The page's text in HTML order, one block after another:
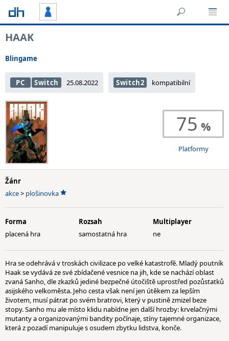
HAAK
Blingame
PC Switch 25.08.2022 Switch2 kompatibilní
75
Platformy
Žánr
akce> plošinovka
Forma
placená hra
Rozsah
samostatná hra
Multiplayer
ne
Hra se odehrává v troskách civilizace po velké katastrofě. Mladý poutník
Haak se vydává ze své zbídačené vesnice na jih, kde se nachází oblast
zvaná Sanho, dle zkazků jediné bezpečné útočiště uprostřed pozůstatků
asijského velkoměsta. Jeho cesta však není jen útěkem za lepším
životem, musí pátrat po svém bratrovi, který v pustině zmizel beze
stopy. Sanho mu ale místo klidu nabídne jen další hrozby: krvelačnými
mutanty a organizovanými bandity počínaje, stíny tajemné organizace,
která z pozadí manipuluje s osudem zbytku lidstva, konče.